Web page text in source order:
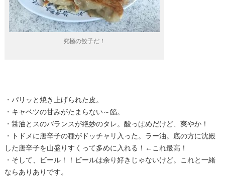
究極の餃子だ！
・パリッと焼き上げられた皮。
・キャベツの甘みがたまらない～餡。
・醤油とスのバランスが絶妙のタレ。酸っぱめだけど、爽やか！
・トドメに唐辛子の種がドッチャリ入った。ラー油。底の方に沈殿
した唐辛子を山盛りすくって多めに入れる！←これ最高！
・そして、ビール！！ビールは余り好きじゃないけど。これと一緒
ならありありです。